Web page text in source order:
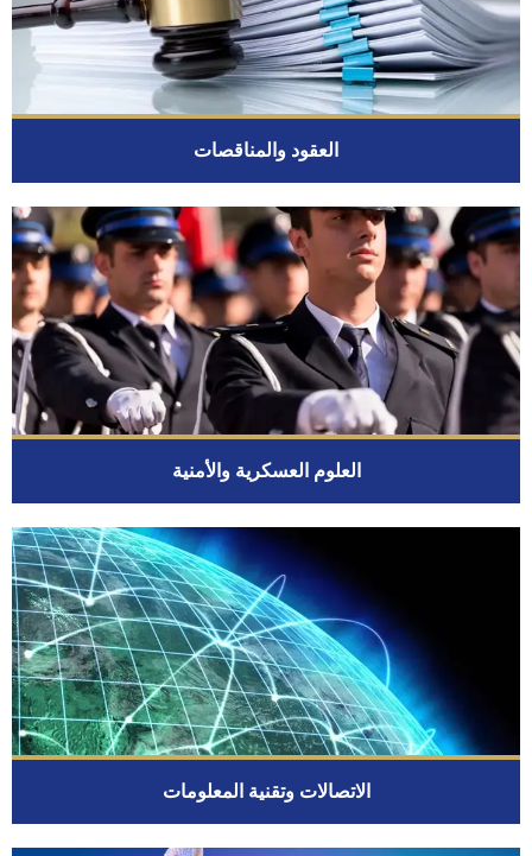
العقود والمناقصات
العلوم العسكرية والأمنية
الاتصالات وتقنية المعلومات